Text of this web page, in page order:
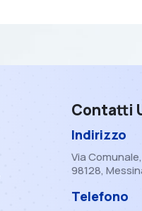
Contatti
Indirizzo
Via
98128,
Telefono